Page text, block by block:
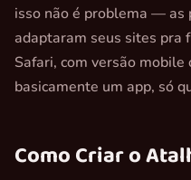
isso não é problema — as
adaptaram seus sites pra
Safari, com versão
basicamente um app, só
Como Criar o